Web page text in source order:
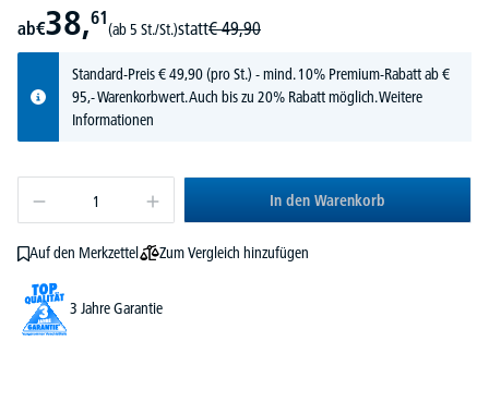
ab€38,61
(ab 5 St./St.)statt€ 49,90
Standard-Preis€49,90(pro St.) - mind. 10% Premium-Rabatt ab €
95,- Warenkorbwert. Auch bis zu 20% Rabatt möglich.Weitere
Informationen
In den Warenkorb
Auf den Merkzettel Zum Vergleich hinzufügen
3 Jahre Garantie